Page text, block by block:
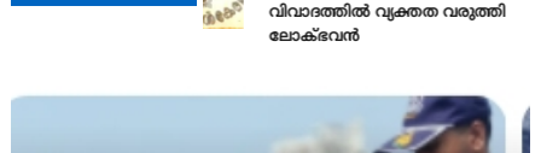
വിവാദത്തിൽ വ്യക്തത വരുത്തി
ലോക്ഭവൻ